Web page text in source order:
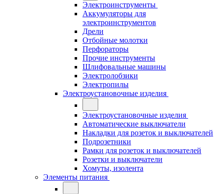
Электроинструменты
Аккумуляторы для
электроинструментов
Дрели
Отбойные молотки
Перфораторы
Прочие инструменты
Шлифовальные машины
Электролобзики
Электропилы
Электроустановочные изделия
Электроустановочные изделия
Автоматические выключатели
Накладки для розеток и выключателей
Подрозетники
Рамки для розеток и выключателей
Розетки и выключатели
Хомуты, изолента
Элементы питания